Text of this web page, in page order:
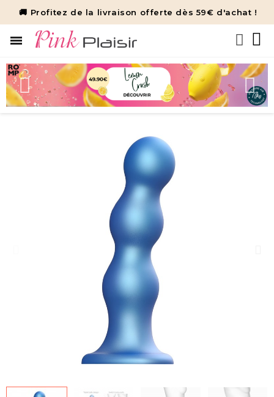
🚚 Profitez de la livraison offerte dès 59€ d'achat !